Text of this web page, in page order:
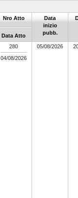
Nro Atto
Data Atto
Data
inizio
pubb.
280
04/08/2026
05/08/2026